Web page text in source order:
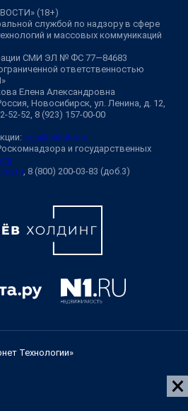
(18+)
службой по надзору в сфере
и массовых коммуникаций
СМИ ЭЛ № ФС 77—84683
ответственностью
Елена Александровна
Новосибирск, ул. Ленина, д. 12,
52-52, 8 (923) 157-00-00
ngs@shkulev.ru
и государственных
, 8 (800) 200-03-83 (доб.3)
Технологии»